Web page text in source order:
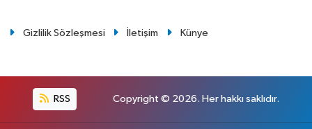
Gizlilik Sözleşmesi İletişim Künye
RSS Copyright © 2026. Her hakkı saklıdır.